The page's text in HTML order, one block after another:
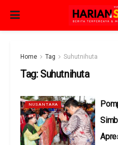
Home Tag Suhutnihuta
Tag: Suhutnihuta
NUSANTARA